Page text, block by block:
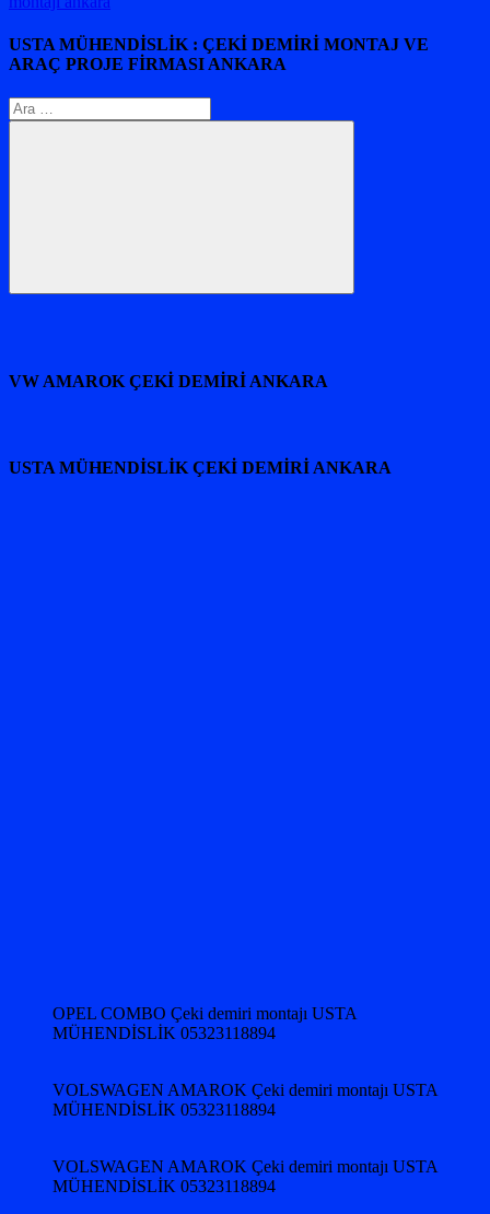
USTA MÜHENDİSLİK : ÇEKİ DEMİRİ MONTAJ VE
ARAÇ PROJE FİRMASI ANKARA
Arama:
Ara
VW AMAROK ÇEKİ DEMİRİ ANKARA
USTA MÜHENDİSLİK ÇEKİ DEMİRİ ANKARA
OPEL COMBO Çeki demiri montajı USTA
MÜHENDİSLİK 05323118894
VOLSWAGEN AMAROK Çeki demiri montajı USTA
MÜHENDİSLİK 05323118894
VOLSWAGEN AMAROK Çeki demiri montajı USTA
MÜHENDİSLİK 05323118894